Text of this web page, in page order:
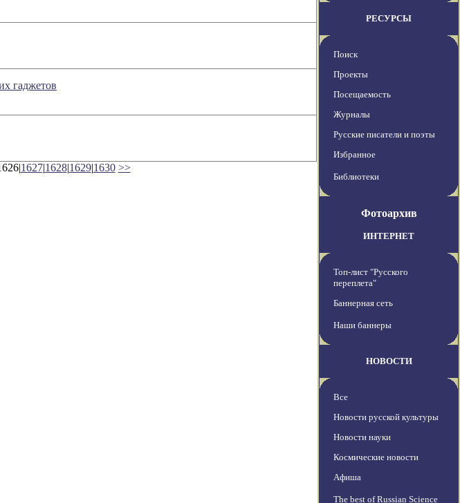
гаджетов
1627|1628|1629|1630 >>
РЕСУРСЫ
Поиск
Проекты
Посещаемость
Журналы
Русские писатели и поэты
Избранное
Библиотеки
Фотоархив
ИНТЕРНЕТ
Топ-лист "Русского
переплета"
Баннерная сеть
Наши баннеры
НОВОСТИ
Все
Новости русской культуры
Новости науки
Космические новости
Афиша
The best of Russian Science